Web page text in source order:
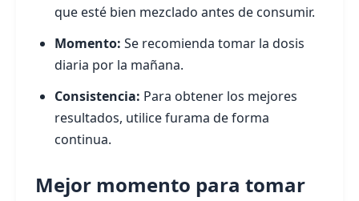
que esté bien mezclado antes de consumir.
Momento: Se recomienda tomar la dosis
diaria por la mañana.
Consistencia: Para obtener los mejores
resultados, utilice furama de forma
continua.
Mejor momento para tomar